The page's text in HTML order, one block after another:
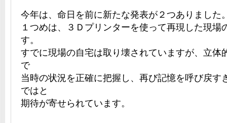
今年は、命日を前に新たな発表が２つありました
１つめは、３Ｄプリンターを使って再現した現場
す。
すでに現場の自宅は取り壊されていますが、立体
で
当時の状況を正確に把握し、再び記憶を呼び戻す
ではと
期待が寄せられています。